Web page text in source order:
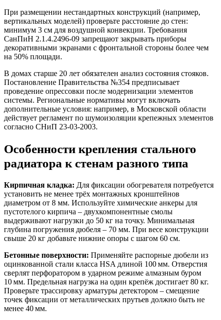
При размещении нестандартных конструкций (например,
вертикальных моделей) проверьте расстояние до стен:
минимум 3 см для воздушной конвекции. Требования
СанПиН 2.1.4.2496-09 запрещают закрывать приборы
декоративными экранами с фронтальной стороны более чем
на 50% площади.
В домах старше 20 лет обязателен анализ состояния стояков.
Постановление Правительства №354 предписывает
проведение опрессовки после модернизации элементов
системы. Региональные нормативы могут включать
дополнительные условия: например, в Московской области
действует регламент по шумоизоляции крепежных элементов
согласно СНиП 23-03-2003.
Особенности крепления стального
радиатора к стенам разного типа
Кирпичная кладка: Для фиксации обогревателя потребуется
установить не менее трёх монтажных кронштейнов
диаметром от 8 мм. Используйте химические анкеры для
пустотелого кирпича – двухкомпонентные смолы
выдерживают нагрузки до 50 кг на точку. Минимальная
глубина погружения дюбеля – 70 мм. При весе конструкции
свыше 20 кг добавьте нижние опоры с шагом 60 см.
Бетонные поверхности: Применяйте распорные дюбели из
оцинкованной стали класса HSA длиной 100 мм. Отверстия
сверлят перфоратором в ударном режиме алмазным буром
10 мм. Предельная нагрузка на один крепёж достигает 80 кг.
Проверьте трассировку арматуры детектором – смещение
точек фиксации от металлических прутьев должно быть не
менее 40 мм.